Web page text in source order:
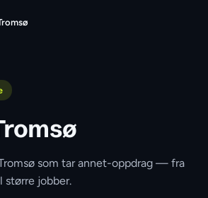
som tar annet-oppdrag — fra
større jobber.